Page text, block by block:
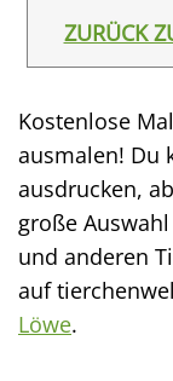
ZURÜCK
Kostenlose
ausmalen! Du
ausdrucken,
große
und anderen
auf
Löwe.